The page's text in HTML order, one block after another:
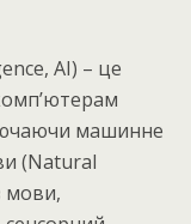
AI) – це
машинне
(Natural
мови,